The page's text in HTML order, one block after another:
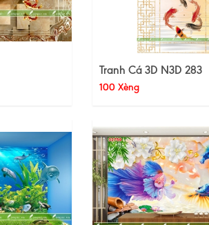
Tranh Cá 3D N3D 283
100 Xèng